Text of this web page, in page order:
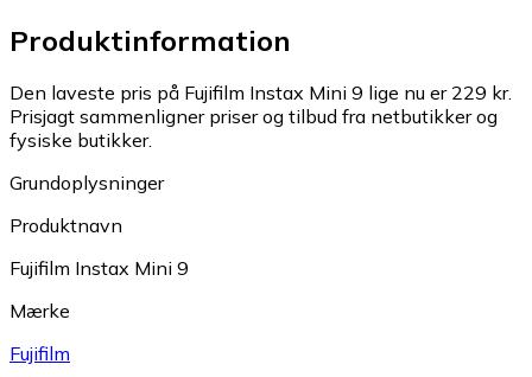
Produktinformation
Den laveste pris på Fujifilm Instax Mini 9 lige nu er 229 kr.
Prisjagt sammenligner priser og tilbud fra netbutikker og
fysiske butikker.
Grundoplysninger
Produktnavn
Fujifilm Instax Mini 9
Mærke
Fujifilm